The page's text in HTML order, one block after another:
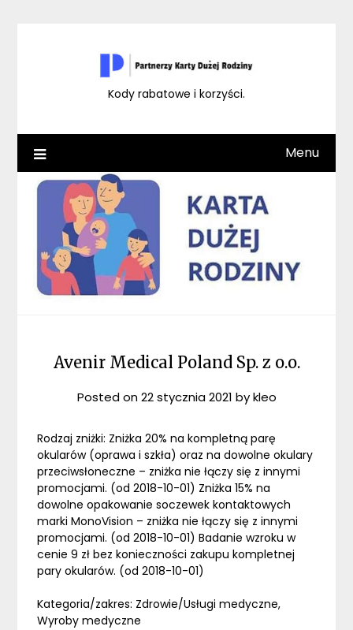
Kody rabatowe i korzyści.
Menu
Avenir Medical Poland Sp. z o.o.
Posted on22 stycznia 2021 bykleo
Rodzaj zniżki: Zniżka 20% na kompletną parę
okularów (oprawa i szkła) oraz na dowolne okulary
przeciwsłoneczne – zniżka nie łączy się z innymi
promocjami. (od 2018-10-01) Zniżka 15% na
dowolne opakowanie soczewek kontaktowych
marki MonoVision – zniżka nie łączy się z innymi
promocjami. (od 2018-10-01) Badanie wzroku w
cenie 9 zł bez konieczności zakupu kompletnej
pary okularów. (od 2018-10-01)
Kategoria/zakres: Zdrowie/Usługi medyczne,
Wyroby medyczne